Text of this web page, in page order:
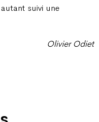
suivi une
Olivier Odiet